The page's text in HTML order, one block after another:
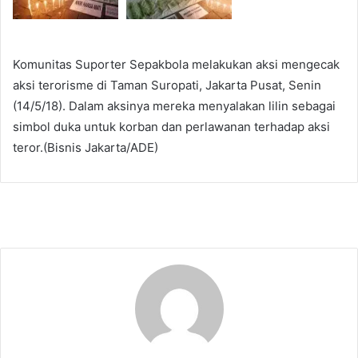
Komunitas Suporter Sepakbola melakukan aksi mengecak
aksi terorisme di Taman Suropati, Jakarta Pusat, Senin
(14/5/18). Dalam aksinya mereka menyalakan lilin sebagai
simbol duka untuk korban dan perlawanan terhadap aksi
teror.(Bisnis Jakarta/ADE)